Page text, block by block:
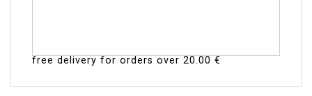
free delivery for orders over 20.00 €